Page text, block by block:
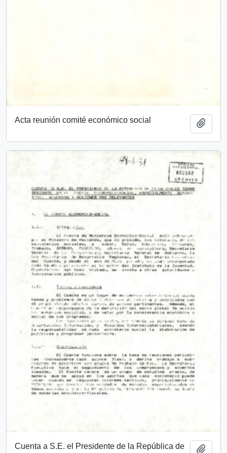
Acta reunión comité económico social
Cuenta a S.E. el Presidente de la República de